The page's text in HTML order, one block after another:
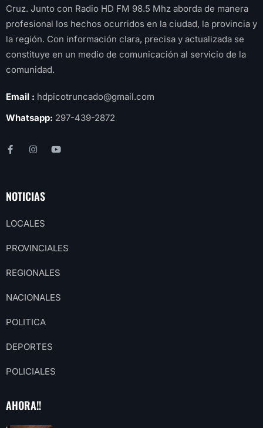
Cruz. Junto con Radio HD FM 98.5 Mhz aborda de manera
profesional los hechos ocurridos en la ciudad, la provincia y
la región. Con información clara, precisa y actualizada se
constituye en un medio de comunicación al servicio de la
comunidad.
Email : hdpicotruncado@gmail.com
Whatsapp: 297-439-2872
NOTICIAS
LOCALES
PROVINCIALES
REGIONALES
NACIONALES
POLITICA
DEPORTES
POLICIALES
AHORA!!